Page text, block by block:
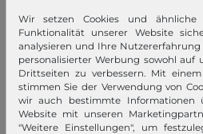
Wir setzen Cookies und
Funktionalität unserer Website
analysieren und Ihre
personalisierter Werbung sowohl auf
Drittseiten zu verbessern. Mit
stimmen Sie der Verwendung von
wir auch bestimmte Informationen
Website mit unseren
"Weitere Einstellungen", um